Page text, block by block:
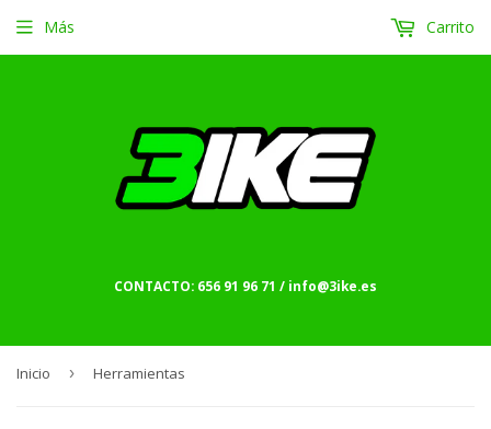
CONTACTO: 656 91 96 71 / info@3ike.es
Más Carrito
Inicio › Herramientas